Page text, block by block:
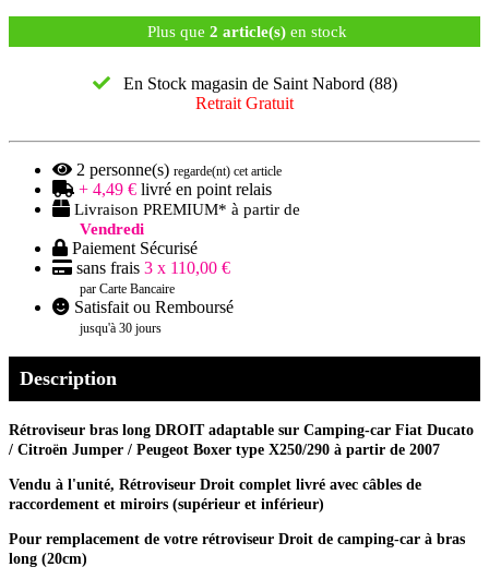
Plus que 2 article(s)en stock
En Stock magasin de Saint Nabord (88)
Retrait Gratuit
2 personne(s) regarde(nt) cet article
+ 4,49 € livré en point relais
Livraison PREMIUM* à partir de
Vendredi
Paiement Sécurisé
sans frais 3 x 110,00 €
par Carte Bancaire
Satisfait ou Remboursé
jusqu'à 30 jours
Description
Rétroviseur bras long DROIT adaptable sur Camping-car Fiat Ducato
/ Citroën Jumper / Peugeot Boxer type X250/290 à partir de 2007
Vendu à l'unité, Rétroviseur Droit complet livré avec câbles de
raccordement et miroirs (supérieur et inférieur)
Pour remplacement de votre rétroviseur Droit de camping-car à bras
long (20cm)